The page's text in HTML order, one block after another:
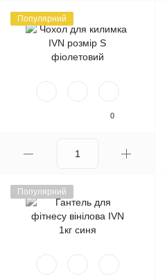
Популярний
0
Популярний